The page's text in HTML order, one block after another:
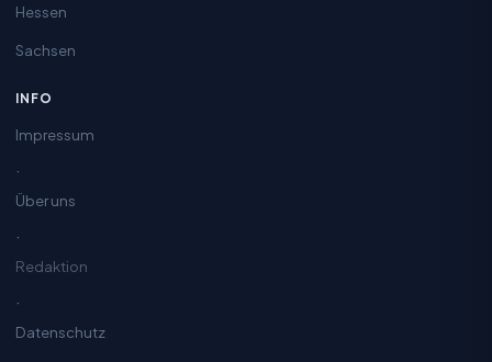
Hessen
Sachsen
INFO
Impressum
·
Über uns
·
Redaktion
·
Datenschutz